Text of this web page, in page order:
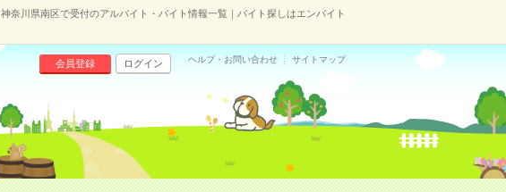
神奈川県南区で受付のアルバイト・バイト情報一覧｜バイト探しはエンバイト
会員登録 ログイン ヘルプ・お問い合わせ サイトマップ